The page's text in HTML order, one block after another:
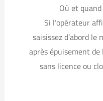
Où et
Si l’opérateur
saisissez d’abord
après épuisement
sans licence ou